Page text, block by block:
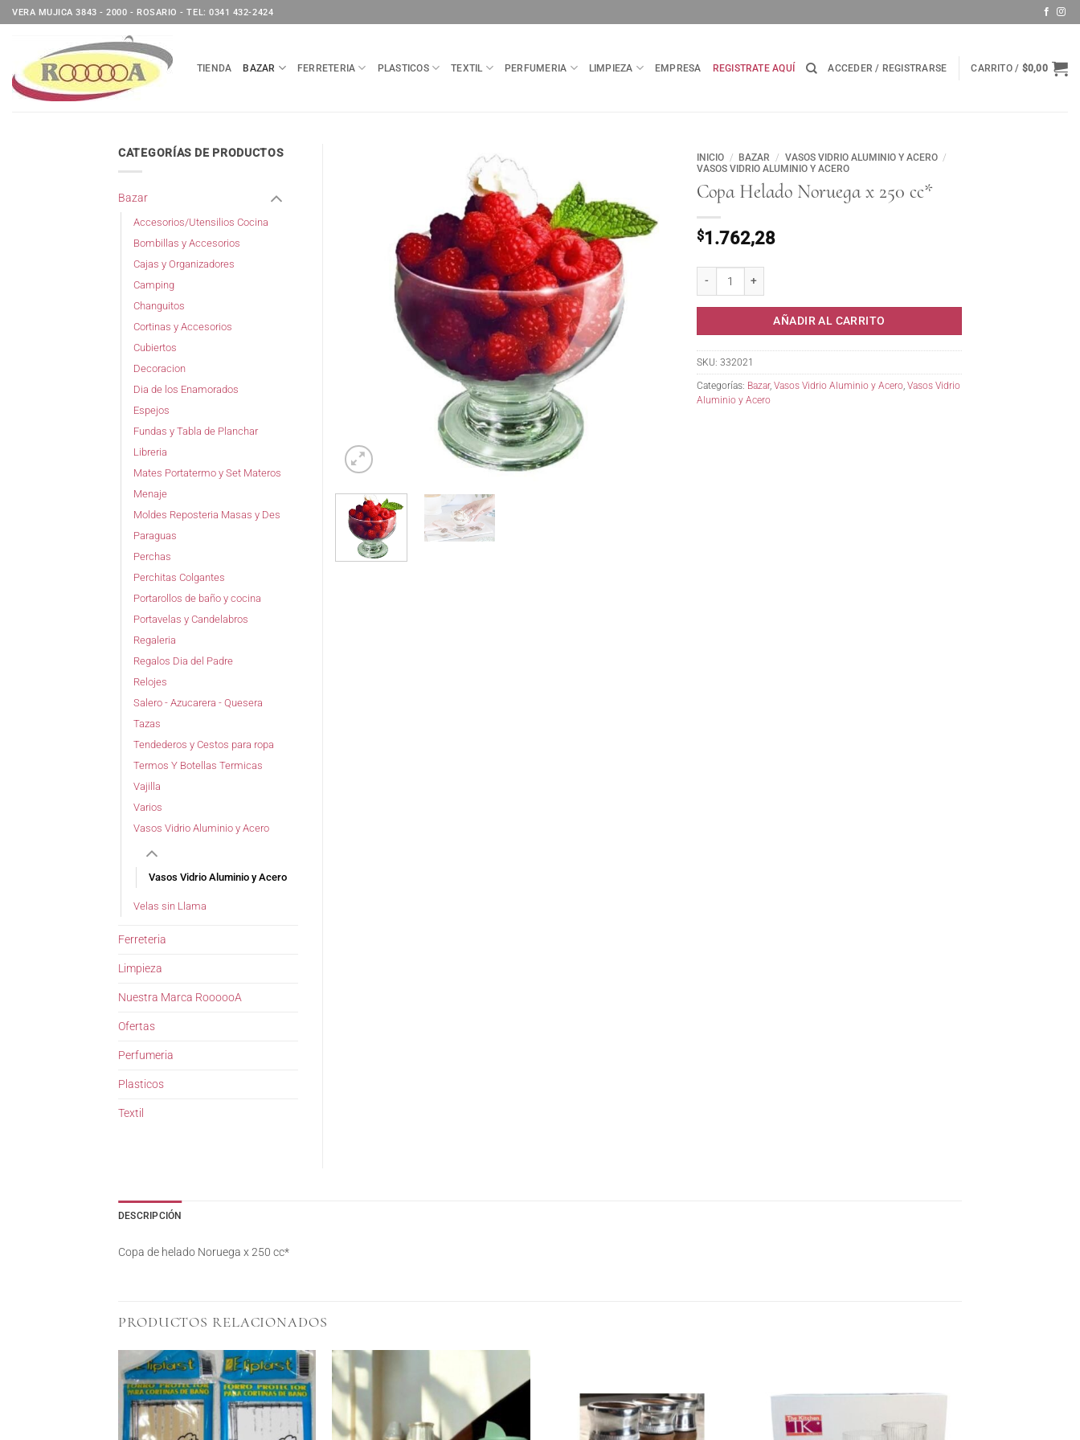
Saltar
al
VERA MUJICA 3843 - 2000 - ROSARIO - TEL: 0341 432-2424
TIENDA BAZAR FERRETERIA PLASTICOS TEXTIL PERFUMERIA LIMPIEZA EMPRESA REGISTRATE AQUÍ ACCEDER / REGISTRARSE CARRITO / $0,00
INICIO / BAZAR / VASOS VIDRIO ALUMINIO Y ACERO /
VASOS VIDRIO ALUMINIO Y ACERO
Copa Helado Noruega x 250 cc*
$1.762,28
AÑADIR AL CARRITO
SKU: 332021
Categorías: Bazar, Vasos Vidrio Aluminio y Acero Vasos Vidrio
Aluminio y Acero
CATEGORÍAS DE PRODUCTOS
Bazar
Accesorios/Utensilios Cocina
Bombillas y Accesorios
Cajas y Organizadores
Camping
Changuitos
Cortinas y Accesorios
Cubiertos
Decoracion
Dia de los Enamorados
Espejos
Fundas y Tabla de Planchar
Libreria
Mates Portatermo y Set Materos
Menaje
Moldes Reposteria Masas y Des
Paraguas
Perchas
Perchitas Colgantes
Portarollos de baño y cocina
Portavelas y Candelabros
Regaleria
Regalos Dia del Padre
Relojes
Salero - Azucarera - Quesera
Tazas
Tendederos y Cestos para ropa
Termos Y Botellas Termicas
Vajilla
Varios
Vasos Vidrio Aluminio y Acero
Vasos Vidrio Aluminio y Acero
Velas sin Llama
Ferreteria
Limpieza
Nuestra Marca RoooooA
Ofertas
Perfumeria
Plasticos
Textil
DESCRIPCIÓN
Copa de helado Noruega x 250 cc*
PRODUCTOS RELACIONADOS